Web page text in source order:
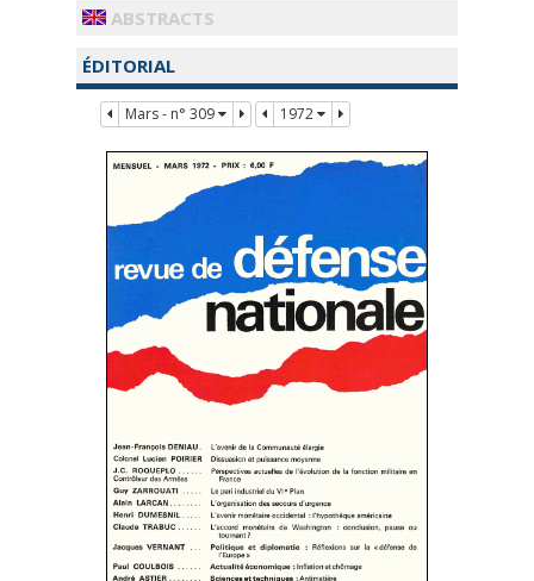
ABSTRACTS
ÉDITORIAL
Mars - n° 309 1972